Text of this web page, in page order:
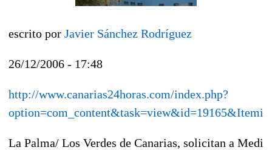
escrito por Javier Sánchez Rodríguez
26/12/2006 - 17:48
http://www.canarias24horas.com/index.php?
La Palma/ Los Verdes de Canarias, solicitan a Medio